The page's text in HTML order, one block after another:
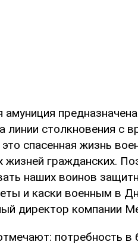
амуниция
линии столкновения с
спасенная жизнь
жизней гражданских.
наших воинов
и каски военным в
директор компании
потребность в